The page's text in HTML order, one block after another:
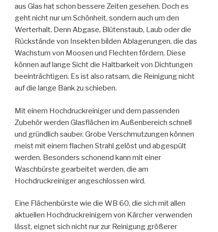
aus Glas hat schon bessere Zeiten gesehen. Doch es
geht nicht nur um Schönheit, sondern auch um den
Werterhalt. Denn Abgase, Blütenstaub, Laub oder die
Rückstände von Insekten bilden Ablagerungen, die das
Wachstum von Moosen und Flechten fördern. Diese
können auf lange Sicht die Haltbarkeit von Dichtungen
beeinträchtigen. Es ist also ratsam, die Reinigung nicht
auf die lange Bank zu schieben.
Mit einem Hochdruckreiniger und dem passenden
Zubehör werden Glasflächen im Außenbereich schnell
und gründlich sauber. Grobe Verschmutzungen können
meist mit einem flachen Strahl gelöst und abgespült
werden. Besonders schonend kann mit einer
Waschbürste gearbeitet werden, die am
Hochdruckreiniger angeschlossen wird.
Eine Flächenbürste wie die WB 60, die sich mit allen
aktuellen Hochdruckreinigern von Kärcher verwenden
lässt, eignet sich nicht nur zur Reinigung größerer